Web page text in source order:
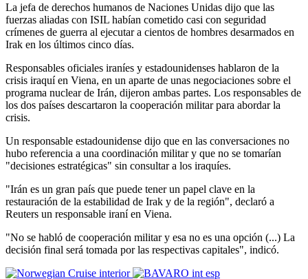
La jefa de derechos humanos de Naciones Unidas dijo que las
fuerzas aliadas con ISIL habían cometido casi con seguridad
crímenes de guerra al ejecutar a cientos de hombres desarmados en
Irak en los últimos cinco días.
Responsables oficiales iraníes y estadounidenses hablaron de la
crisis iraquí en Viena, en un aparte de unas negociaciones sobre el
programa nuclear de Irán, dijeron ambas partes. Los responsables de
los dos países descartaron la cooperación militar para abordar la
crisis.
Un responsable estadounidense dijo que en las conversaciones no
hubo referencia a una coordinación militar y que no se tomarían
"decisiones estratégicas" sin consultar a los iraquíes.
"Irán es un gran país que puede tener un papel clave en la
restauración de la estabilidad de Irak y de la región", declaró a
Reuters un responsable iraní en Viena.
"No se habló de cooperación militar y esa no es una opción (...) La
decisión final será tomada por las respectivas capitales", indicó.